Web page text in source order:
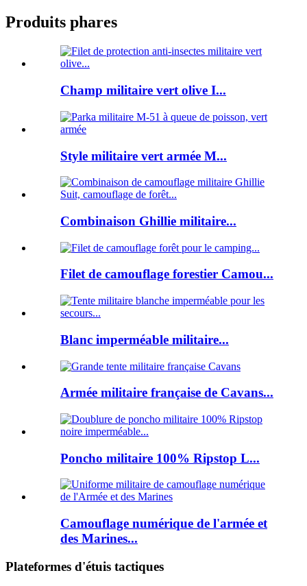
Produits phares
Champ militaire vert olive I...
Style militaire vert armée M...
Combinaison Ghillie militaire...
Filet de camouflage forestier Camou...
Blanc imperméable militaire...
Armée militaire française de Cavans...
Poncho militaire 100% Ripstop L...
Camouflage numérique de l'armée et
des Marines...
Plateformes d'étuis tactiques